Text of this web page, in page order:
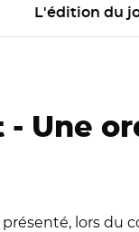
L'édition du
- Une
lors du